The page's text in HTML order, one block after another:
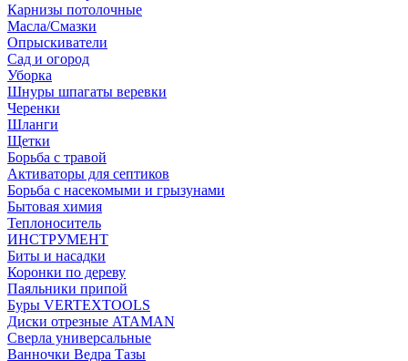
Карнизы потолочные
Масла/Смазки
Опрыскиватели
Сад и огород
Уборка
Шнуры шпагаты веревки
Черенки
Шланги
Щетки
Борьба с травой
Активаторы для септиков
Борьба с насекомыми и грызунами
Бытовая химия
Теплоноситель
ИНСТРУМЕНТ
Биты и насадки
Коронки по дереву
Паяльники припой
Буры VERTEXTOOLS
Диски отрезные ATAMAN
Сверла универсальные
Ванночки Ведра Тазы